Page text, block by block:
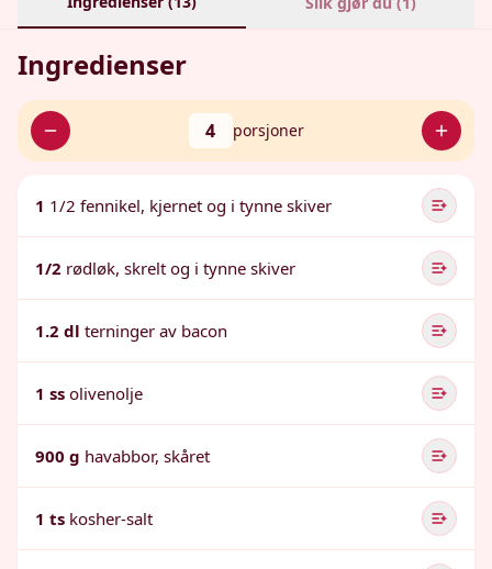
Ingredienser
4 porsjoner
1 1/2 fennikel, kjernet og i tynne skiver
1/2 rødløk, skrelt og i tynne skiver
1.2 dl terninger av bacon
1 ss olivenolje
900 g havabbor, skåret
1 ts kosher-salt